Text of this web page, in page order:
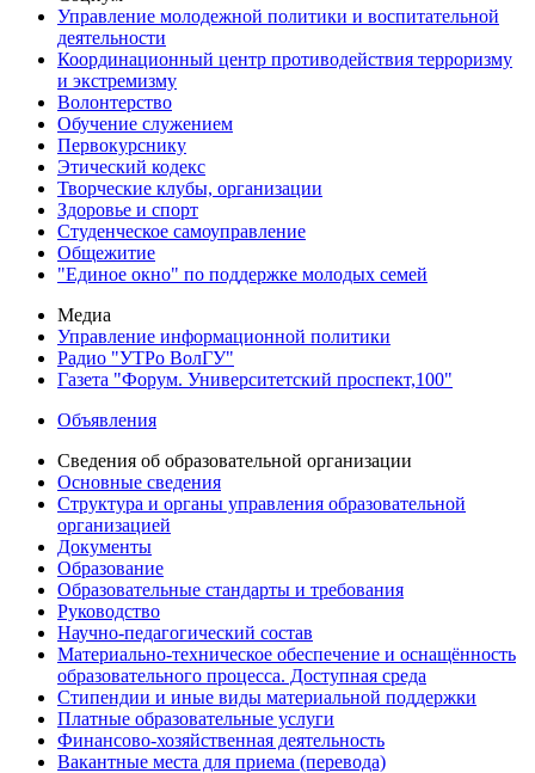
Управление молодежной политики и воспитательной
деятельности
Координационный центр противодействия терроризму
и экстремизму
Волонтерство
Обучение служением
Первокурснику
Этический кодекс
Творческие клубы, организации
Здоровье и спорт
Студенческое самоуправление
Общежитие
"Единое окно" по поддержке молодых семей
Медиа
Управление информационной политики
Радио "УТРо ВолГУ"
Газета "Форум. Университетский проспект,100"
Объявления
Сведения об образовательной организации
Основные сведения
Структура и органы управления образовательной
организацией
Документы
Образование
Образовательные стандарты и требования
Руководство
Научно-педагогический состав
Материально-техническое обеспечение и оснащённость
образовательного процесса. Доступная среда
Стипендии и иные виды материальной поддержки
Платные образовательные услуги
Финансово-хозяйственная деятельность
Вакантные места для приема (перевода)